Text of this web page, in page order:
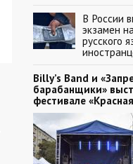
В России
экзамен
русского
Billy’s Band и
барабанщики»
фестивале